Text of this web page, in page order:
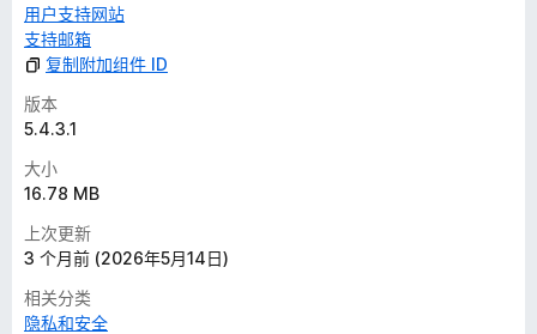
用户支持网站
支持邮箱
复制附加组件 ID
版本
5.4.3.1
大小
16.78 MB
上次更新
3 个月前 (2026年5月14日)
相关分类
隐私和安全